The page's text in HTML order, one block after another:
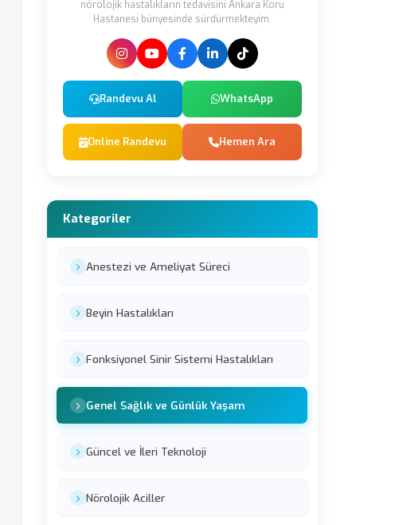
nörolojik hastalıkların tedavisini Ankara Koru
Hastanesi bünyesinde sürdürmekteyim.
Randevu Al WhatsApp
Online Randevu Hemen Ara
Kategoriler
Anestezi ve Ameliyat Süreci
Beyin Hastalıkları
Fonksiyonel Sinir Sistemi Hastalıkları
Genel Sağlık ve Günlük Yaşam
Güncel ve İleri Teknoloji
Nörolojik Aciller